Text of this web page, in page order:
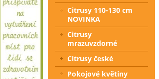
Citrusy 110-130 cm
NOVINKA
Citrusy
mrazuvzdorné
Citrusy české
Pokojové květiny